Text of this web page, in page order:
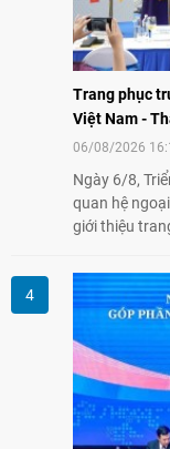
Trang phục
Việt Nam -
06/08/2026
Ngày 6/8,
quan hệ
giới thiệu
giao lưu
song phương.